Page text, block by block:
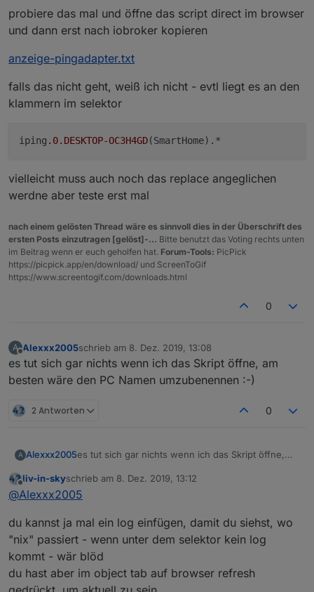
probiere das mal und öffne das script direct im browser
und dann erst nach iobroker kopieren
anzeige-pingadapter.txt
falls das nicht geht, weiß ich nicht - evtl liegt es an den
klammern im selektor
iping .0.DESKTOP-OC3H4GD
vielleicht muss auch noch das replace angeglichen
werdne aber teste erst mal
nach einem gelösten Thread wäre es sinnvoll dies in der Überschrift des
ersten Posts einzutragen [gelöst]-... Bitte benutzt das Voting rechts unten
im Beitrag wenn er euch geholfen hat. Forum-Tools: PicPick
https://picpick.app/en/download/ und ScreenToGif
https://www.screentogif.com/downloads.html
0
A
Offline
Alexxx2005schrieb am 8. Dez. 2019, 13:08
zuletzt editiert von
es tut sich gar nichts wenn ich das Skript öffne, am
besten wäre den PC Namen umzubenennen :-)
2 Antworten 0
A Alexxx2005es tut sich gar nichts wenn ich das Skript öffne,
:-)
Offline
liv-in-skyschrieb am 8. Dez. 2019, 13:12
zuletzt editiert von
@Alexxx2005
du kannst ja mal ein log einfügen, damit du siehst, wo
"nix" passiert - wenn unter dem selektor kein log
kommt - wär blöd
du hast aber im object tab auf browser refresh